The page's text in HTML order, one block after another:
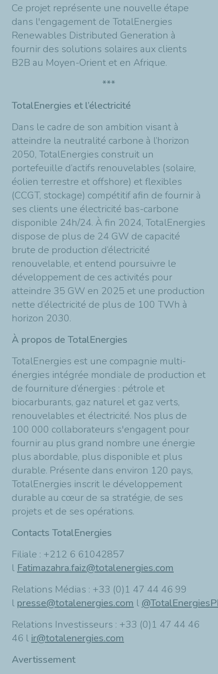
Ce projet représente une nouvelle étape
dans l'engagement de TotalEnergies
Renewables Distributed Generation à
fournir des solutions solaires aux clients
B2B au Moyen-Orient et en Afrique.
***
TotalEnergies et l’électricité
Dans le cadre de son ambition visant à
atteindre la neutralité carbone à l’horizon
2050, TotalEnergies construit un
portefeuille d’actifs renouvelables (solaire,
éolien terrestre et offshore) et flexibles
(CCGT, stockage) compétitif afin de fournir à
ses clients une électricité bas-carbone
disponible 24h/24. À fin 2024, TotalEnergies
dispose de plus de 24 GW de capacité
brute de production d’électricité
renouvelable, et entend poursuivre le
développement de ces activités pour
atteindre 35 GW en 2025 et une production
nette d’électricité de plus de 100 TWh à
horizon 2030.
À propos de TotalEnergies
TotalEnergies est une compagnie multi-
énergies intégrée mondiale de production et
de fourniture d’énergies : pétrole et
biocarburants, gaz naturel et gaz verts,
renouvelables et électricité. Nos plus de
100 000 collaborateurs s'engagent pour
fournir au plus grand nombre une énergie
plus abordable, plus disponible et plus
durable. Présente dans environ 120 pays,
TotalEnergies inscrit le développement
durable au cœur de sa stratégie, de ses
projets et de ses opérations.
Contacts TotalEnergies
Filiale : +212 6 61042857
l Fatimazahra.faiz@totalenergies.com
Relations Médias : +33 (0)1 47 44 46 99
l presse@totalenergies.com l
Relations Investisseurs : +33 (0)1 47 44 46
46 l ir@totalenergies.com
Avertissement